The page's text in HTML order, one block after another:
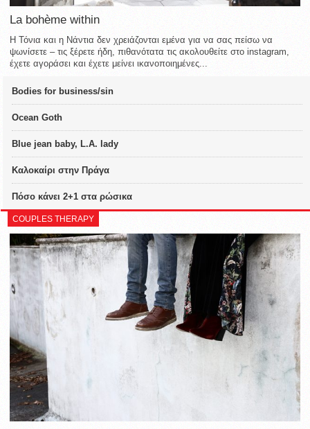
La bohème within
Η Τόνια και η Νάντια δεν χρειάζονται εμένα για να σας πείσω να
ψωνίσετε – τις ξέρετε ήδη, πιθανότατα τις ακολουθείτε στο instagram,
έχετε αγοράσει και έχετε μείνει ικανοποιημένες...
Bodies for business/sin
Ocean Goth
Blue jean baby, L.A. lady
Καλοκαίρι στην Πράγα
Πόσο κάνει 2+1 στα ρώσικα
COUPLES THERAPY